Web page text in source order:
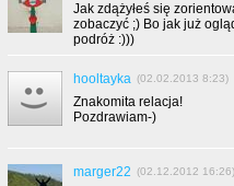
Jak zdążyłeś się
zobaczyć ;) Bo jak już
podróż :)))
hooltayka (02.02.2013 8:23)
Znakomita relacja!
Pozdrawiam-)
marger22 (02.12.2012 16:26)